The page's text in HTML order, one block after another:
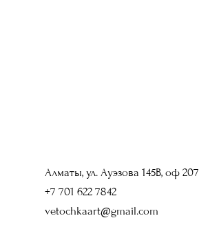
Алматы, ул. Ауэзова 145В, оф 207
+7 701 622 7842
vetochkaart@gmail.com